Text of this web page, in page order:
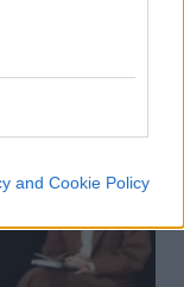
and Cookie Policy